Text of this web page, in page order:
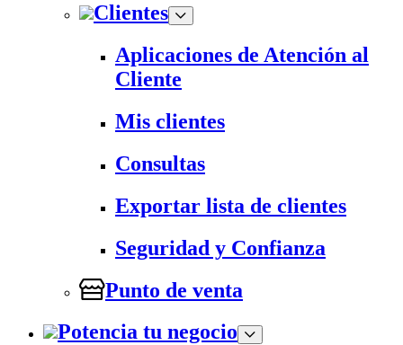
Clientes
Aplicaciones de Atención al
Cliente
Mis clientes
Consultas
Exportar lista de clientes
Seguridad y Confianza
Punto de venta
Potencia tu negocio